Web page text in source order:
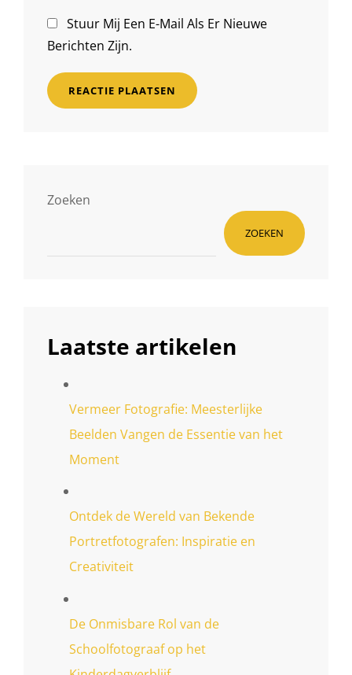
Stuur Mij Een E-Mail Als Er Nieuwe
Berichten Zijn.
Zoeken
ZOEKEN
Laatste artikelen
Vermeer Fotografie: Meesterlijke
Beelden Vangen de Essentie van het
Moment
Ontdek de Wereld van Bekende
Portretfotografen: Inspiratie en
Creativiteit
De Onmisbare Rol van de
Schoolfotograaf op het